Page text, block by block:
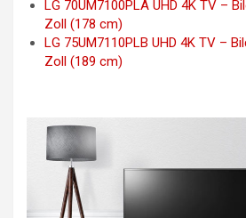
LG 70UM7100PLA UHD 4K TV –
Zoll (178 cm)
LG 75UM7110PLB UHD 4K TV –
Zoll (189 cm)